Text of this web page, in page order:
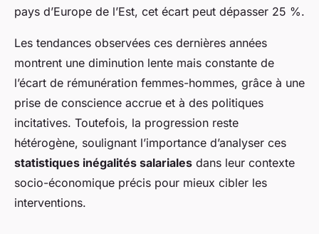
pays d’Europe de l’Est, cet écart peut dépasser 25 %.
Les tendances observées ces dernières années
montrent une diminution lente mais constante de
l’écart de rémunération femmes-hommes, grâce à une
prise de conscience accrue et à des politiques
incitatives. Toutefois, la progression reste
hétérogène, soulignant l’importance d’analyser ces
statistiques inégalités salariales dans leur contexte
socio-économique précis pour mieux cibler les
interventions.